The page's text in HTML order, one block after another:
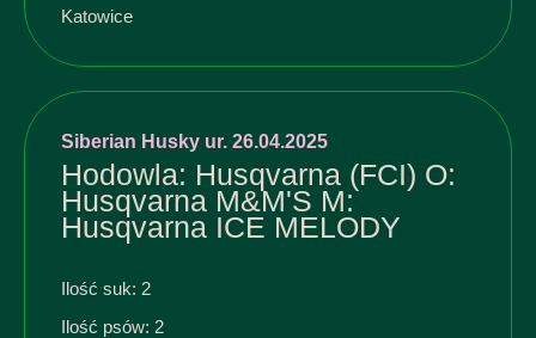
Katowice
Siberian Husky ur. 26.04.2025
Hodowla: Husqvarna (FCI) O:
Husqvarna M&M'S M:
Husqvarna ICE MELODY
Ilość suk: 2
Ilość psów: 2